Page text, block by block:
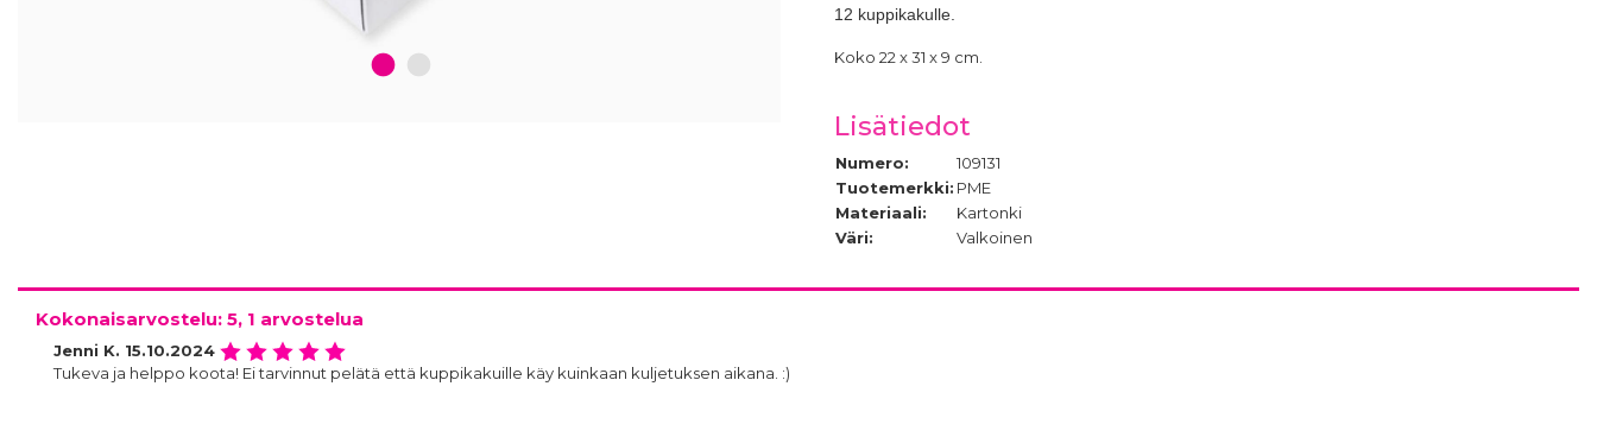
1 2
12 kuppikakulle.
Koko 22 x 31 x 9 cm.
Lisätiedot
Numero:
109131
Tuotemerkki: PME
Materiaali:
Kartonki
Väri:
Valkoinen
Kokonaisarvostelu: 5, 1 arvostelua
Jenni K. 15.10.2024
Tukeva ja helppo koota! Ei tarvinnut pelätä että kuppikakuille käy kuinkaan kuljetuksen aikana. :)